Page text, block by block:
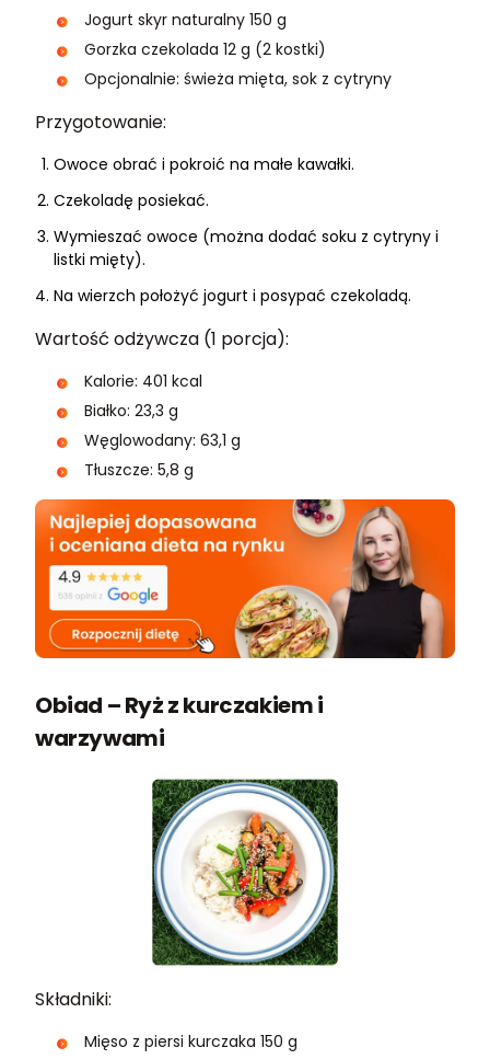
Jogurt skyr naturalny 150 g
Gorzka czekolada 12 g (2 kostki)
Opcjonalnie: świeża mięta, sok z cytryny
Przygotowanie:
Owoce obrać i pokroić na małe kawałki.
Czekoladę posiekać.
Wymieszać owoce (można dodać soku z cytryny i
listki mięty).
Na wierzch położyć jogurt i posypać czekoladą.
Wartość odżywcza (1 porcja):
Kalorie: 401 kcal
Białko: 23,3 g
Węglowodany: 63,1 g
Tłuszcze: 5,8 g
Obiad – Ryż z kurczakiem i
warzywami
Składniki:
Mięso z piersi kurczaka 150 g